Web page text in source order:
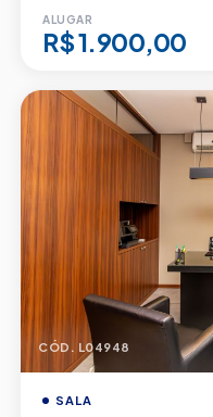
ALUGAR
R$ 1.900,00
CÓD. L04948
SALA